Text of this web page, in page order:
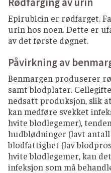
Epirubicin er rødfarget.
urin hos noen. Dette er
av det første døgnet.
Påvirkning av
Benmargen produserer
samt blodplater.
nedsatt produksjon, slik
kan medføre svekket
hvite blodlegemer),
hudblødninger (lavt
blodfattighet (lav
hvite blodlegemer, kan
infeksjon som må